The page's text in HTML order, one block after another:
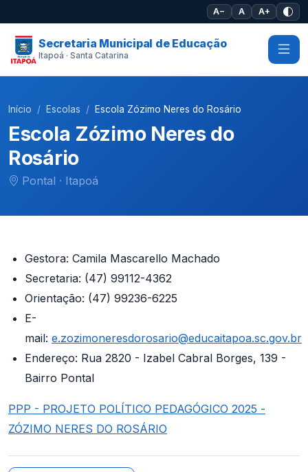
A− A A+
Secretaria Municipal de Educação
Itapoá · Santa Catarina
Início Escolas Escola Zózimo Neres do Rosário
Escola Zózimo Neres do
Rosário
Pontal · Itapoá
Gestora: Camila Mascarello Machado
Secretaria: (47) 99112-4362
Orientação: (47) 99236-6225
E-
mail: e.zozimoneresdorosario@educaitapoa.sc.gov.br
Endereço: Rua 2820 - Izabel Cabral Borges, 139 -
Bairro Pontal
PPP - PROJETO POLÍTICO PEDAGÓGICO 2025 -
ZÓZIMO NERES DO ROSÁRIO